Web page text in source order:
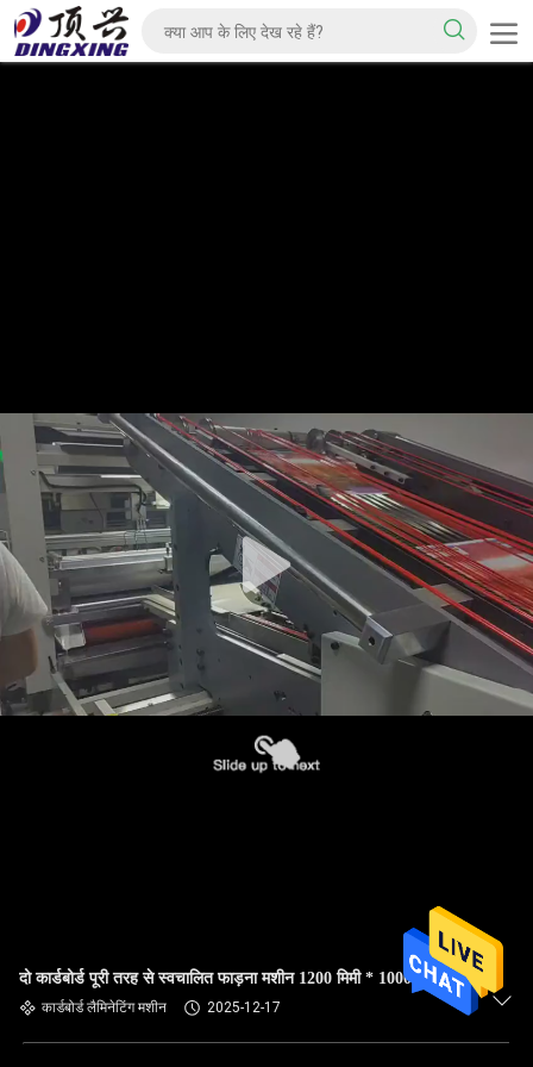
दो कार्डबोर्ड पूरी तरह से स्वचालित फाड़ना मशीन 1200 मिमी * 1000 मिमी
कार्डबोर्ड लैमिनेटिंग मशीन 2025-12-17